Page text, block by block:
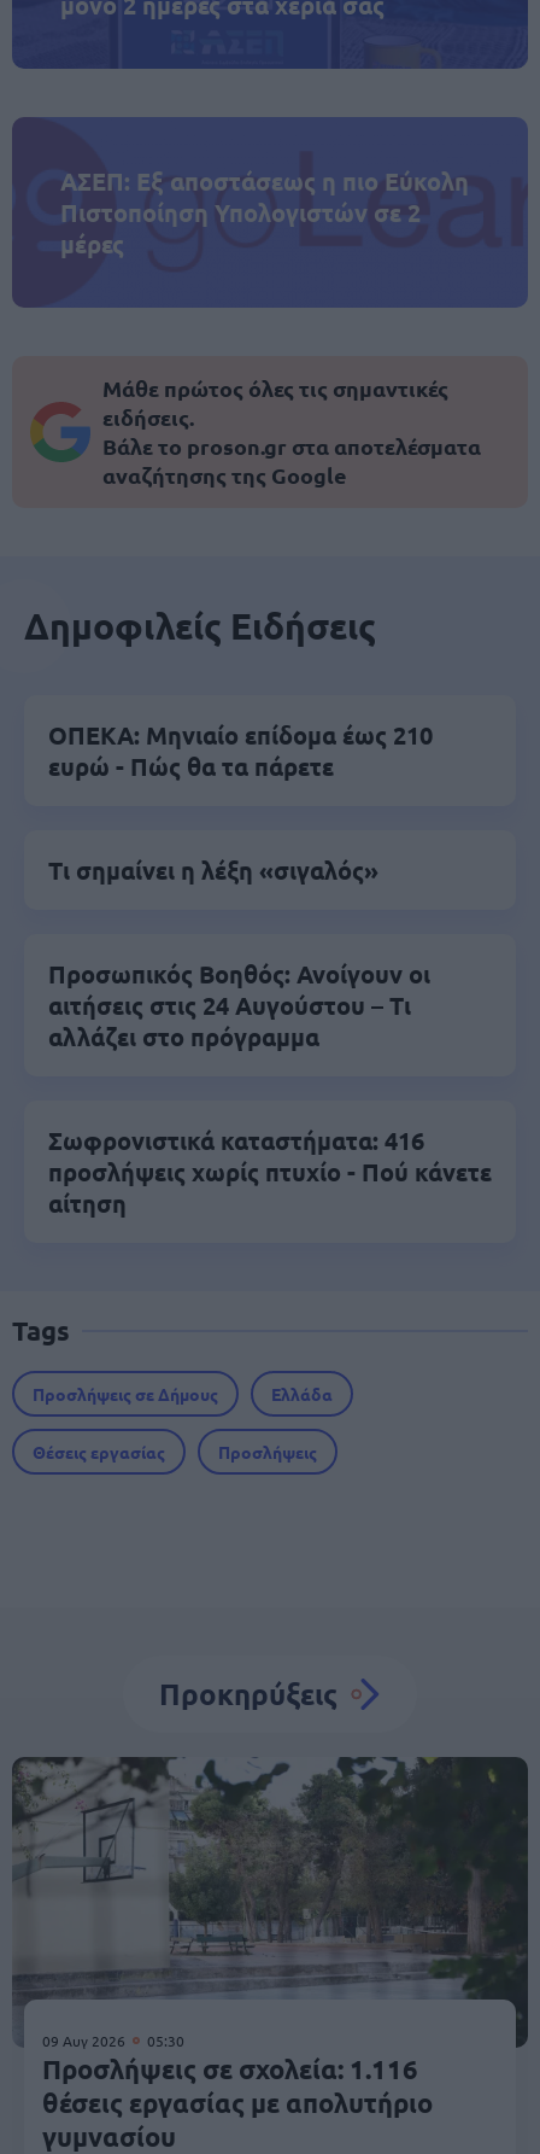
ΑΣΕΠ: Εξ αποστάσεως η πιο Εύκολη
Πιστοποίηση Υπολογιστών σε 2
μέρες
Μάθε πρώτος όλες τις σημαντικές
ειδήσεις.
Βάλε το proson.gr στα αποτελέσματα
αναζήτησης της Google
Δημοφιλείς Ειδήσεις
ΟΠΕΚΑ: Μηνιαίο επίδομα έως 210
ευρώ - Πώς θα τα πάρετε
Τι σημαίνει η λέξη «σιγαλός»
Προσωπικός Βοηθός: Ανοίγουν οι
αιτήσεις στις 24 Αυγούστου – Τι
αλλάζει στο πρόγραμμα
Σωφρονιστικά καταστήματα: 416
προσλήψεις χωρίς πτυχίο - Πού κάνετε
αίτηση
Tags
Προσλήψεις σε Δήμους Ελλάδα
Θέσεις εργασίας Προσλήψεις
Προκηρύξεις
09 Αυγ 2026 05:30
Προσλήψεις σε σχολεία: 1.116
θέσεις εργασίας με απολυτήριο
γυμνασίου